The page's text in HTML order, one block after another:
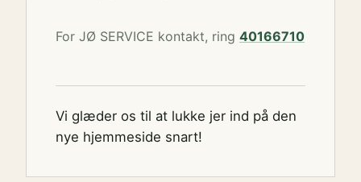
For JØ SERVICE kontakt, ring 40166710
Vi glæder os til at lukke jer ind på den
nye hjemmeside snart!